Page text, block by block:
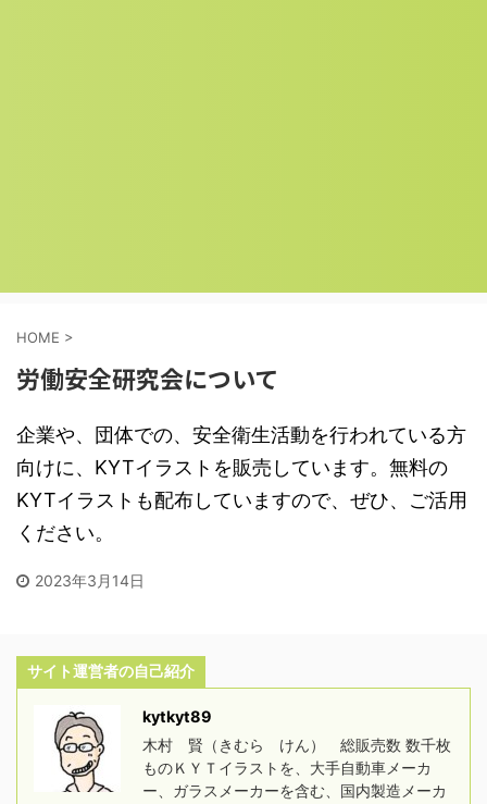
HOME >
労働安全研究会について
企業や、団体での、安全衛生活動を行われている方
向けに、KYTイラストを販売しています。無料の
KYTイラストも配布していますので、ぜひ、ご活用
ください。
2023年3月14日
サイト運営者の自己紹介
kytkyt89
木村 賢（きむら けん） 総販売数 数千枚
ものＫＹＴイラストを、大手自動車メーカ
ー、ガラスメーカーを含む、国内製造メーカ